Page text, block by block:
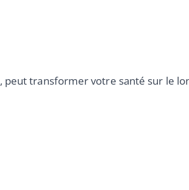
peut transformer votre santé sur le